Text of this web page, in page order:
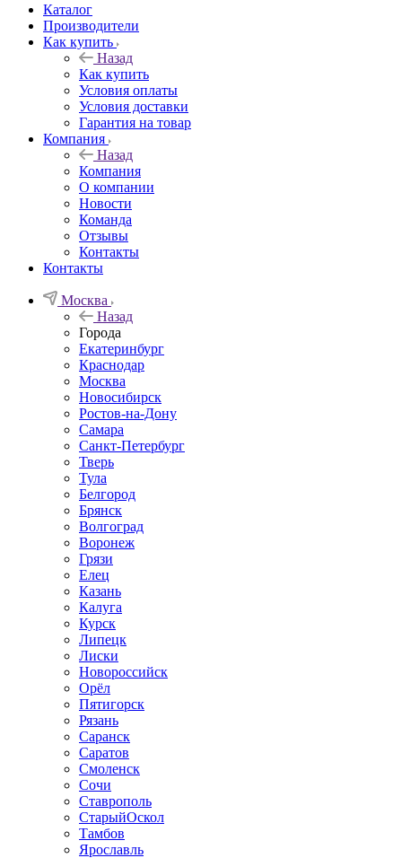
Каталог
Производители
Как купить
Назад
Как купить
Условия оплаты
Условия доставки
Гарантия на товар
Компания
Назад
Компания
О компании
Новости
Команда
Отзывы
Контакты
Контакты
Москва
Назад
Города
Екатеринбург
Краснодар
Москва
Новосибирск
Ростов-на-Дону
Самара
Санкт-Петербург
Тверь
Тула
Белгород
Брянск
Волгоград
Воронеж
Грязи
Елец
Казань
Калуга
Курск
Липецк
Лиски
Новороссийск
Орёл
Пятигорск
Рязань
Саранск
Саратов
Смоленск
Сочи
Ставрополь
СтарыйОскол
Тамбов
Ярославль